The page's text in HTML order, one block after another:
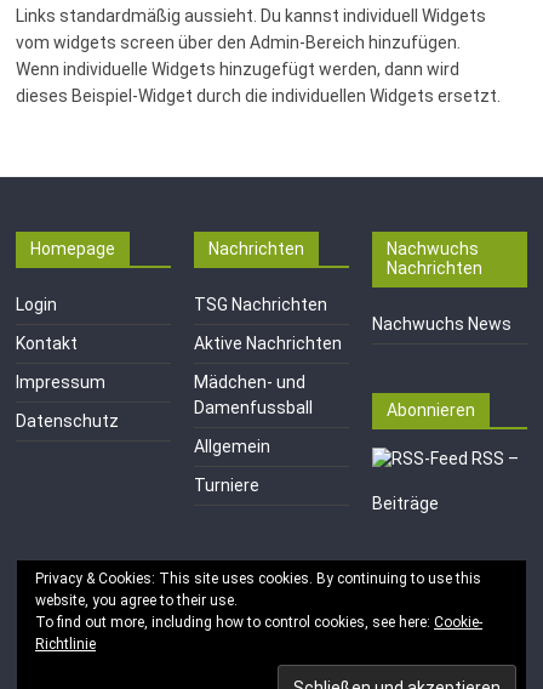
Links standardmäßig aussieht. Du kannst individuell Widgets
vom widgets screen über den Admin-Bereich hinzufügen.
Wenn individuelle Widgets hinzugefügt werden, dann wird
dieses Beispiel-Widget durch die individuellen Widgets ersetzt.
Homepage
Login
Kontakt
Impressum
Datenschutz
Nachrichten
TSG Nachrichten
Aktive Nachrichten
Mädchen- und
Damenfussball
Allgemein
Turniere
Nachwuchs
Nachrichten
Nachwuchs News
Abonnieren
RSS –
Beiträge
Privacy & Cookies: This site uses cookies. By continuing to use this
website, you agree to their use.
To find out more, including how to control cookies, see here: Cookie-
Richtlinie
Copyright © 2026
vorbehalten.